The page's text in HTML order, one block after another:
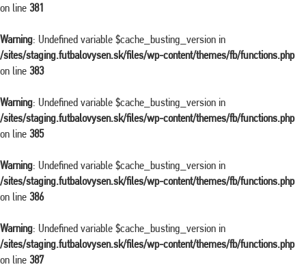
on line 381
Warning: Undefined variable $cache_busting_version in
/sites/staging.futbalovysen.sk/files/wp-content/themes/fb/functions.php
on line 383
Warning: Undefined variable $cache_busting_version in
/sites/staging.futbalovysen.sk/files/wp-content/themes/fb/functions.php
on line 385
Warning: Undefined variable $cache_busting_version in
/sites/staging.futbalovysen.sk/files/wp-content/themes/fb/functions.php
on line 386
Warning: Undefined variable $cache_busting_version in
/sites/staging.futbalovysen.sk/files/wp-content/themes/fb/functions.php
on line 387